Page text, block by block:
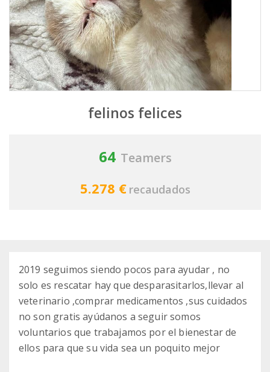
felinos felices
64 Teamers
5.278 € recaudados
2019 seguimos siendo pocos para ayudar , no
solo es rescatar hay que desparasitarlos,llevar al
veterinario ,comprar medicamentos ,sus cuidados
no son gratis ayúdanos a seguir somos
voluntarios que trabajamos por el bienestar de
ellos para que su vida sea un poquito mejor